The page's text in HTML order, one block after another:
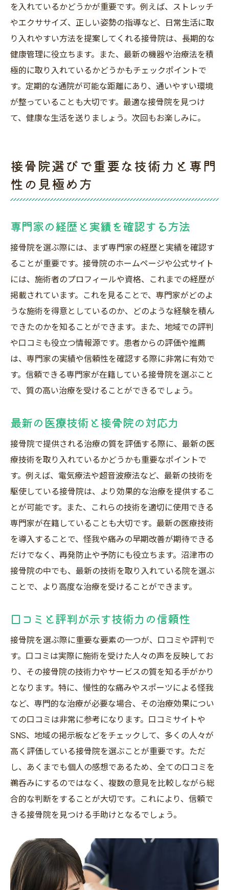
を入れているかどうかが重要です。例えば、ストレッチ
やエクササイズ、正しい姿勢の指導など、日常生活に取
り入れやすい方法を提案してくれる接骨院は、長期的な
健康管理に役立ちます。また、最新の機器や治療法を積
極的に取り入れているかどうかもチェックポイントで
す。定期的な通院が可能な距離にあり、通いやすい環境
が整っていることも大切です。最適な接骨院を見つけ
て、健康な生活を送りましょう。次回もお楽しみに。
接骨院選びで重要な技術力と専門
性の見極め方
専門家の経歴と実績を確認する方法
接骨院を選ぶ際には、まず専門家の経歴と実績を確認す
ることが重要です。接骨院のホームページや公式サイト
には、施術者のプロフィールや資格、これまでの経歴が
掲載されています。これを見ることで、専門家がどのよ
うな施術を得意としているのか、どのような経験を積ん
できたのかを知ることができます。また、地域での評判
や口コミも役立つ情報源です。患者からの評価や推薦
は、専門家の実績や信頼性を確認する際に非常に有効で
す。信頼できる専門家が在籍している接骨院を選ぶこと
で、質の高い治療を受けることができるでしょう。
最新の医療技術と接骨院の対応力
接骨院で提供される治療の質を評価する際に、最新の医
療技術を取り入れているかどうかも重要なポイントで
す。例えば、電気療法や超音波療法など、最新の技術を
駆使している接骨院は、より効果的な治療を提供するこ
とが可能です。また、これらの技術を適切に使用できる
専門家が在籍していることも大切です。最新の医療技術
を導入することで、怪我や痛みの早期改善が期待できる
だけでなく、再発防止や予防にも役立ちます。沼津市の
接骨院の中でも、最新の技術を取り入れている院を選ぶ
ことで、より高度な治療を受けることができます。
口コミと評判が示す技術力の信頼性
接骨院を選ぶ際に重要な要素の一つが、口コミや評判で
す。口コミは実際に施術を受けた人々の声を反映してお
り、その接骨院の技術力やサービスの質を知る手がかり
となります。特に、慢性的な痛みやスポーツによる怪我
など、専門的な治療が必要な場合、その治療効果につい
ての口コミは非常に参考になります。口コミサイトや
SNS、地域の掲示板などをチェックして、多くの人々が
高く評価している接骨院を選ぶことが重要です。ただ
し、あくまでも個人の感想であるため、全ての口コミを
鵜呑みにするのではなく、複数の意見を比較しながら総
合的な判断をすることが大切です。これにより、信頼で
きる接骨院を見つける手助けとなるでしょう。